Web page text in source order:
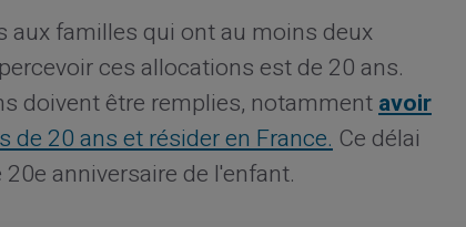
familles qui ont au moins deux
ces allocations est de 20 ans.
doivent être remplies, notammentavoir
de 20 ans et résider en France.Ce délai
anniversaire de l'enfant.